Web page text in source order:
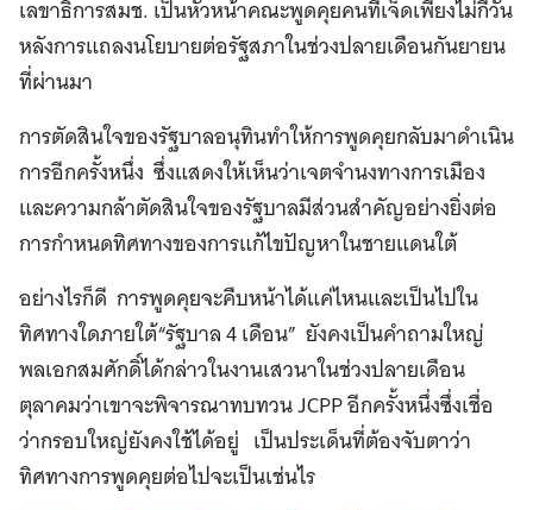
เลขาธิการสมช. เป็นหัวหน้าคณะพูดคุยคนที่เจ็ดเพียงไม่กี่วัน
หลังการแถลงนโยบายต่อรัฐสภาในช่วงปลายเดือนกันยายน
ที่ผ่านมา
การตัดสินใจของรัฐบาลอนุทินทำให้การพูดคุยกลับมาดำเนิน
การอีกครั้งหนึ่ง ซึ่งแสดงให้เห็นว่าเจตจำนงทางการเมือง
และความกล้าตัดสินใจของรัฐบาลมีส่วนสำคัญอย่างยิ่งต่อ
การกำหนดทิศทางของการแก้ไขปัญหาในชายแดนใต้
อย่างไรก็ดี การพูดคุยจะคืบหน้าได้แค่ไหนและเป็นไปใน
ทิศทางใดภายใต้“รัฐบาล 4 เดือน” ยังคงเป็นคำถามใหญ่
พลเอกสมศักดิ์ได้กล่าวในงานเสวนาในช่วงปลายเดือน
ตุลาคมว่าเขาจะพิจารณาทบทวน JCPP อีกครั้งหนึ่งซึ่งเชื่อ
ว่ากรอบใหญ่ยังคงใช้ได้อยู่ เป็นประเด็นที่ต้องจับตาว่า
ทิศทางการพูดคุยต่อไปจะเป็นเช่นไร